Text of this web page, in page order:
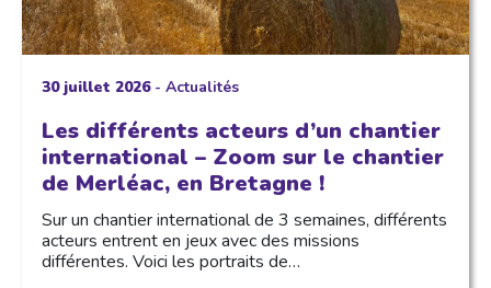
30 juillet 2026- Actualités
Les différents acteurs d’un chantier
international – Zoom sur le chantier
de Merléac, en Bretagne !
Sur un chantier international de 3 semaines, différents
acteurs entrent en jeux avec des missions
différentes. Voici les portraits de…